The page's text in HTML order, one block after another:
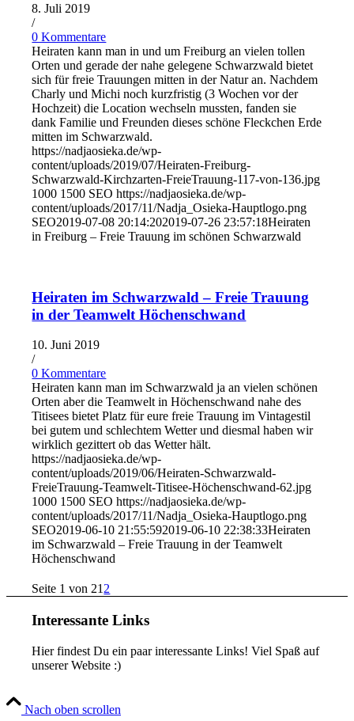
8. Juli 2019
/
0 Kommentare
Heiraten kann man in und um Freiburg an vielen tollen
Orten und gerade der nahe gelegene Schwarzwald bietet
sich für freie Trauungen mitten in der Natur an. Nachdem
Charly und Michi noch kurzfristig (3 Wochen vor der
Hochzeit) die Location wechseln mussten, fanden sie
dank Familie und Freunden dieses schöne Fleckchen Erde
mitten im Schwarzwald.
https://nadjaosieka.de/wp-
content/uploads/2019/07/Heiraten-Freiburg-
Schwarzwald-Kirchzarten-FreieTrauung-117-von-136.jpg
1000 1500 SEO https://nadjaosieka.de/wp-
content/uploads/2017/11/Nadja_Osieka-Hauptlogo.png
SEO2019-07-08 20:14:202019-07-26 23:57:18Heiraten
in Freiburg – Freie Trauung im schönen Schwarzwald
Heiraten im Schwarzwald – Freie Trauung
in der Teamwelt Höchenschwand
10. Juni 2019
/
0 Kommentare
Heiraten kann man im Schwarzwald ja an vielen schönen
Orten aber die Teamwelt in Höchenschwand nahe des
Titisees bietet Platz für eure freie Trauung im Vintagestil
bei gutem und schlechtem Wetter und diesmal haben wir
wirklich gezittert ob das Wetter hält.
https://nadjaosieka.de/wp-
content/uploads/2019/06/Heiraten-Schwarzwald-
FreieTrauung-Teamwelt-Titisee-Höchenschwand-62.jpg
1000 1500 SEO https://nadjaosieka.de/wp-
content/uploads/2017/11/Nadja_Osieka-Hauptlogo.png
SEO2019-06-10 21:55:592019-06-10 22:38:33Heiraten
im Schwarzwald – Freie Trauung in der Teamwelt
Höchenschwand
Seite 1 von 21 2
Interessante Links
Hier findest Du ein paar interessante Links! Viel Spaß auf
unserer Website :)
Nach oben scrollen